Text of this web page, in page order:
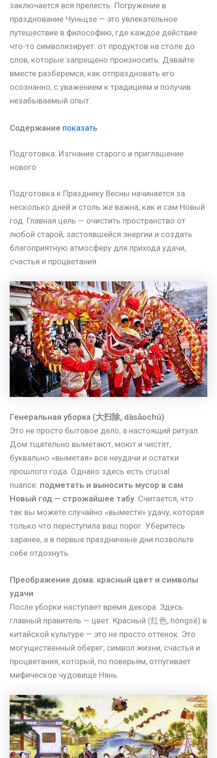
заключается вся прелесть. Погружение в
празднование Чуньцзе — это увлекательное
путешествие в философию, где каждое действие
что-то символизирует: от продуктов на столе до
слов, которые запрещено произносить. Давайте
вместе разберемся, как отпраздновать его
осознанно, с уважением к традициям и получив
незабываемый опыт.
Содержание показать
Подготовка: Изгнание старого и приглашение
нового
Подготовка к Празднику Весны начинается за
несколько дней и столь же важна, как и сам Новый
год. Главная цель — очистить пространство от
любой старой, застоявшейся энергии и создать
благоприятную атмосферу для прихода удачи,
счастья и процветания.
Генеральная уборка (大扫除, dàsǎochú)
Это не просто бытовое дело, а настоящий ритуал.
Дом тщательно выметают, моют и чистят,
буквально «выметая» все неудачи и остатки
прошлого года. Однако здесь есть crucial
nuance: подметать и выносить мусор в сам
Новый год — строжайшее табу. Считается, что
так вы можете случайно «вымести» удачу, которая
только что переступила ваш порог. Уберитесь
заранее, а в первые праздничные дни позвольте
себе отдохнуть.
Преображение дома: красный цвет и символы
удачи
После уборки наступает время декора. Здесь
главный правитель — цвет. Красный (红色, hóngsè) в
китайской культуре — это не просто оттенок. Это
могущественный оберег, символ жизни, счастья и
процветания, который, по поверьям, отпугивает
мифическое чудовище Нянь.